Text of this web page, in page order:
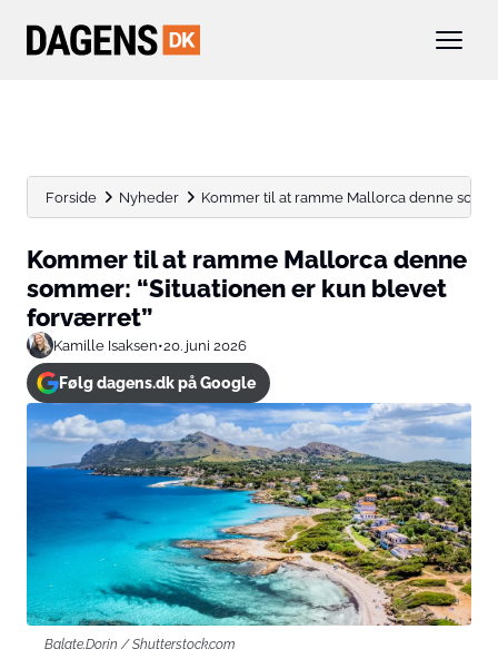
Forside Nyheder Kommer til at ramme Mallorca denne
Kommer til at ramme Mallorca denne
sommer: “Situationen er kun blevet
forværret”
Kamille Isaksen•20. juni 2026
Følg dagens.dk på Google
Balate.Dorin / Shutterstock.com